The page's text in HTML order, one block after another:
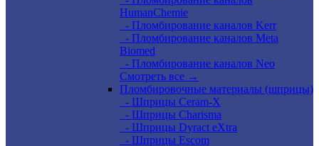
HumanChemie
- Пломбирование каналов Kerr
- Пломбирование каналов Meta
Biomed
- Пломбирование каналов Neo
Смотреть все →
Пломбировочные материалы (шприцы)
- Шприцы Ceram-X
- Шприцы Charisma
- Шприцы Dyract eXtra
- Шприцы Escom